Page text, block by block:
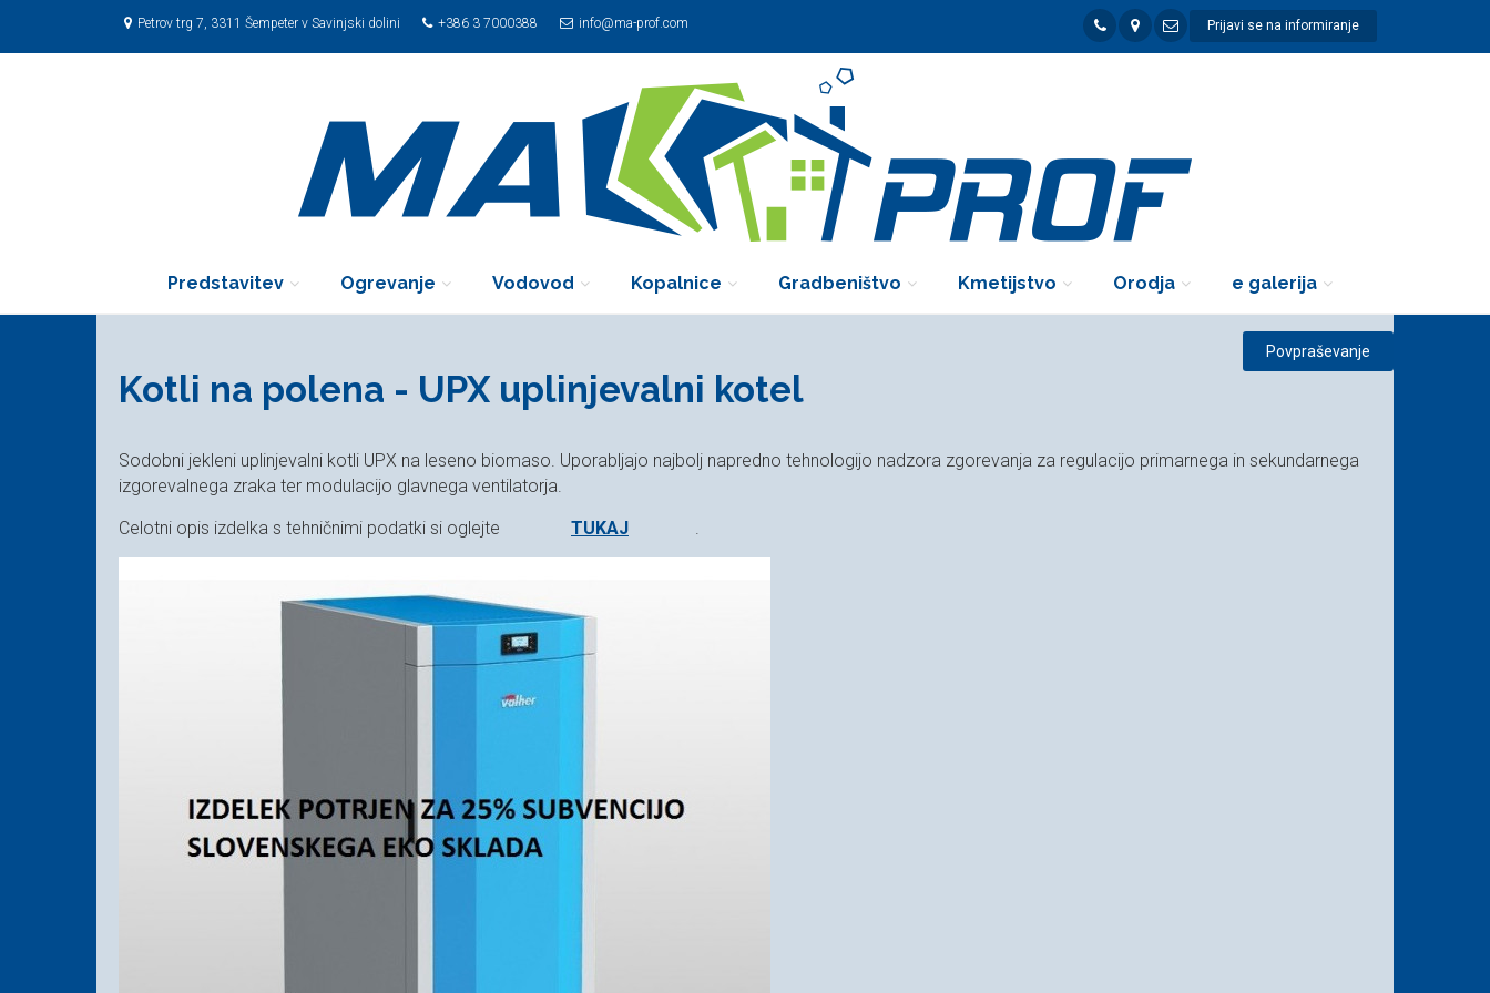
Petrov trg 7, 3311 Šempeter v Savinjski dolini +386 3 7000388 info@ma-prof.com Prijavi se na informiranje
Predstavitev Ogrevanje Vodovod Kopalnice Gradbeništvo Kmetijstvo Orodja e galerija
Povpraševanje
Kotli na polena - UPX uplinjevalni kotel
Sodobni jekleni uplinjevalni kotli UPX na leseno biomaso. Uporabljajo najbolj napredno tehnologijo nadzora zgorevanja za regulacijo primarnega in sekundarnega
izgorevalnega zraka ter modulacijo glavnega ventilatorja.
Celotni opis izdelka s tehničnimi podatki si oglejte
TUKAJ .